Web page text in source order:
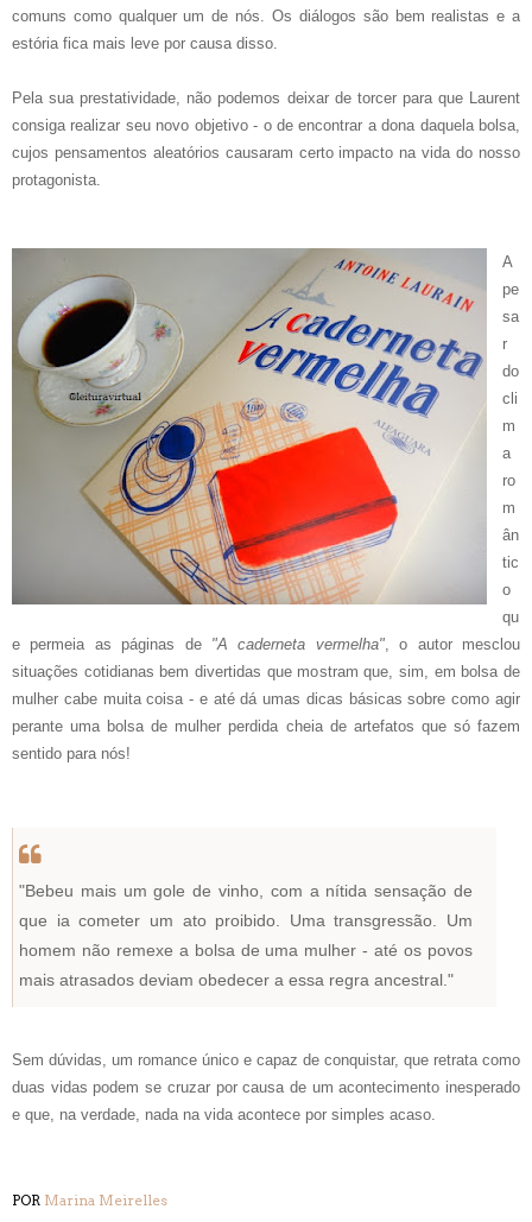
comuns como qualquer um de nós. Os diálogos são bem realistas e a
estória fica mais leve por causa disso.
Pela sua prestatividade, não podemos deixar de torcer para que Laurent
consiga realizar seu novo objetivo - o de encontrar a dona daquela bolsa,
cujos pensamentos aleatórios causaram certo impacto na vida do nosso
protagonista.
A
pe
sa
r
do
cli
m
a
ro
m
ân
tic
o
qu
e permeia as páginas de "A caderneta vermelha", o autor mesclou
situações cotidianas bem divertidas que mostram que, sim, em bolsa de
mulher cabe muita coisa - e até dá umas dicas básicas sobre como agir
perante uma bolsa de mulher perdida cheia de artefatos que só fazem
sentido para nós!
"Bebeu mais um gole de vinho, com a nítida sensação de
que ia cometer um ato proibido. Uma transgressão. Um
homem não remexe a bolsa de uma mulher - até os povos
mais atrasados deviam obedecer a essa regra ancestral."
Sem dúvidas, um romance único e capaz de conquistar, que retrata como
duas vidas podem se cruzar por causa de um acontecimento inesperado
e que, na verdade, nada na vida acontece por simples acaso.
POR Marina Meirelles